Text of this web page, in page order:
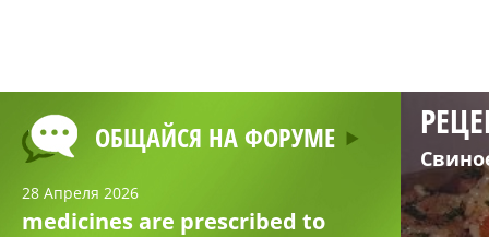
ОБЩАЙСЯ НА ФОРУМЕ
28 Апреля 2026
medicines are prescribed to